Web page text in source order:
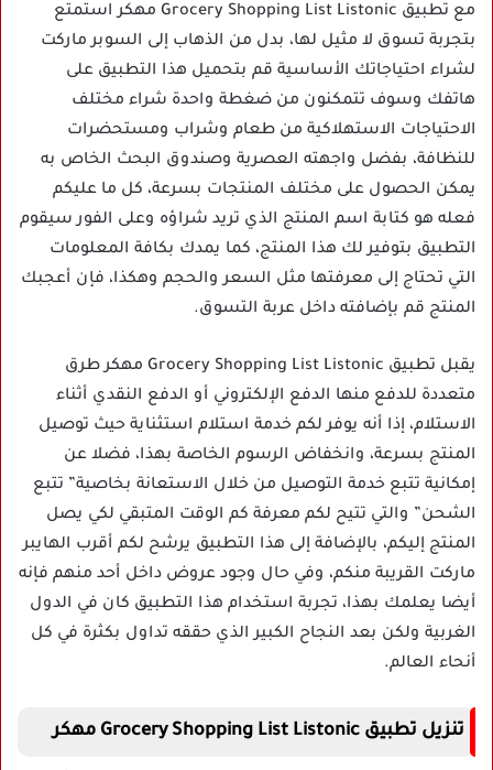
مع تطبيق Grocery Shopping List Listonic مهكر استمتع
بتجربة تسوق لا مثيل لها، بدل من الذهاب إلى السوبر ماركت
لشراء احتياجاتك الأساسية قم بتحميل هذا التطبيق على
هاتفك وسوف تتمكنون من ضغطة واحدة شراء مختلف
الاحتياجات الاستهلاكية من طعام وشراب ومستحضرات
للنظافة، بفضل واجهته العصرية وصندوق البحث الخاص به
يمكن الحصول على مختلف المنتجات بسرعة، كل ما عليكم
فعله هو كتابة اسم المنتج الذي تريد شراؤه وعلى الفور سيقوم
التطبيق بتوفير لك هذا المنتج، كما يمدك بكافة المعلومات
التي تحتاج إلى معرفتها مثل السعر والحجم وهكذا، فإن أعجبك
المنتج قم بإضافته داخل عربة التسوق.
يقبل تطبيق Grocery Shopping List Listonic مهكر طرق
متعددة للدفع منها الدفع الإلكتروني أو الدفع النقدي أثناء
الاستلام، إذا أنه يوفر لكم خدمة استلام استثناية حيث توصيل
المنتج بسرعة، وانخفاض الرسوم الخاصة بهذا، فضلا عن
إمكانية تتبع خدمة التوصيل من خلال الاستعانة بخاصية” تتبع
الشحن” والتي تتيح لكم معرفة كم الوقت المتبقي لكي يصل
المنتج إليكم، بالإضافة إلى هذا التطبيق يرشح لكم أقرب الهايبر
ماركت القريبة منكم، وفي حال وجود عروض داخل أحد منهم فإنه
أيضا يعلمك بهذا، تجربة استخدام هذا التطبيق كان في الدول
الغربية ولكن بعد النجاح الكبير الذي حققه تداول بكثرة في كل
أنحاء العالم.
تنزيل تطبيق Grocery Shopping List Listonic مهكر